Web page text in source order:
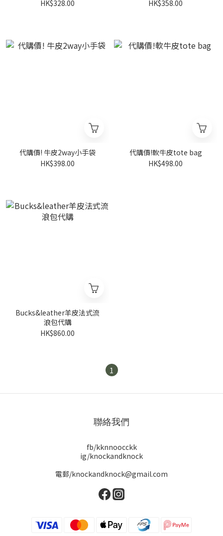
HK$328.00
HK$358.00
代購價! 牛皮2way小手袋
HK$398.00
代購價!軟牛皮tote bag
HK$498.00
Bucks&leather羊皮法式流
浪包代購
HK$860.00
1
聯絡我們
fb/kknnoocckk
ig/knockandknock
電郵/knockandknock@gmail.com